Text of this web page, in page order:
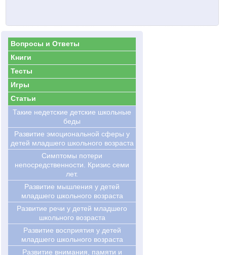
Вопросы и Ответы
Книги
Тесты
Игры
Статьи
Такие недетские детские школьные
беды
Развитие эмоциональной сферы у
детей младшего школьного возраста
Симптомы потери
непосредственности. Кризис семи
лет.
Развитие мышления у детей
младшего школьного возраста
Развитие речи у детей младшего
школьного возраста
Развитие восприятия у детей
младшего школьного возраста
Развитие внимания, памяти и